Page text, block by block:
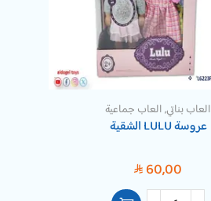
العاب بناتي,العاب جماعية
عروسة LULU الشقية
SAR 60,00